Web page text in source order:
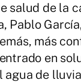
salud de la
Pablo
más
en
de